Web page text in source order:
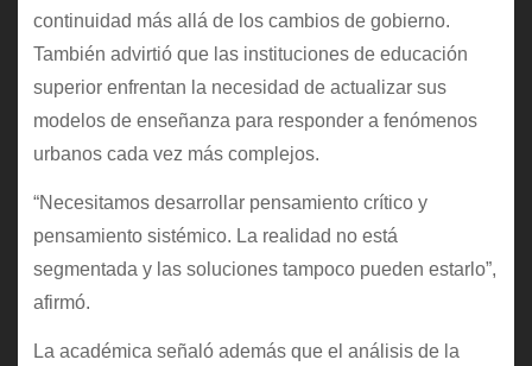
continuidad más allá de los cambios de gobierno.
También advirtió que las instituciones de educación
superior enfrentan la necesidad de actualizar sus
modelos de enseñanza para responder a fenómenos
urbanos cada vez más complejos.
“Necesitamos desarrollar pensamiento crítico y
pensamiento sistémico. La realidad no está
segmentada y las soluciones tampoco pueden estarlo”,
afirmó.
La académica señaló además que el análisis de la